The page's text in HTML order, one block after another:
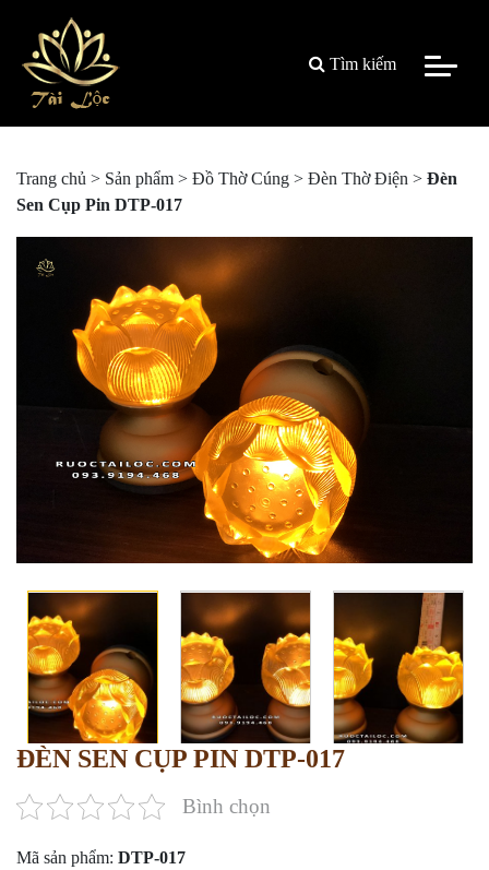
Tìm kiếm
Trang chủ > Sản phẩm > Đồ Thờ Cúng > Đèn Thờ Điện > Đèn
Sen Cụp Pin DTP-017
ĐÈN SEN CỤP PIN DTP-017
Bình chọn
Mã sản phẩm: DTP-017